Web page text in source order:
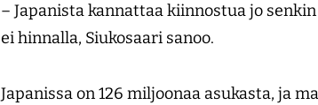
– Japanista kannattaa kiinnostua jo
ei hinnalla, Siukosaari sanoo.
Japanissa on 126 miljoonaa asukasta, ja